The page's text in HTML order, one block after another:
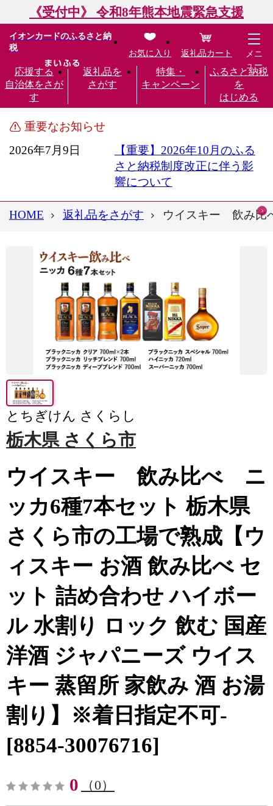
《受付中》 令和8年熊本地震緊急支援
イオンカードのふるさと納
税
応援する
自治体をさが
す
返礼品を
さがす
特集・
キャンペーン
ふるさと納税
を
はじめる
お気に入り 返礼品カート
メニ
ュー
重要なお知らせ
2026年7月9日
【重要】2026年10月のふる
さと納税制度改正に伴う影
響について
HOME 返礼品をさがす ウイスキー 飲み比
とちぎけん さくらし
栃木県 さくら市
ウイスキー 飲み比べ ニ
ッカ6種7本セット 栃木県
さくら市の工場で熟成【ウ
ィスキー お酒 飲み比べ セ
ット 詰め合わせ ハイボー
ル 水割り ロック 飲む 国産
洋酒 ジャパニーズ ウイス
キー 蒸留所 家飲み 酒 お湯
割り】※着日指定不可-
[8854-30076716]
0 （0）